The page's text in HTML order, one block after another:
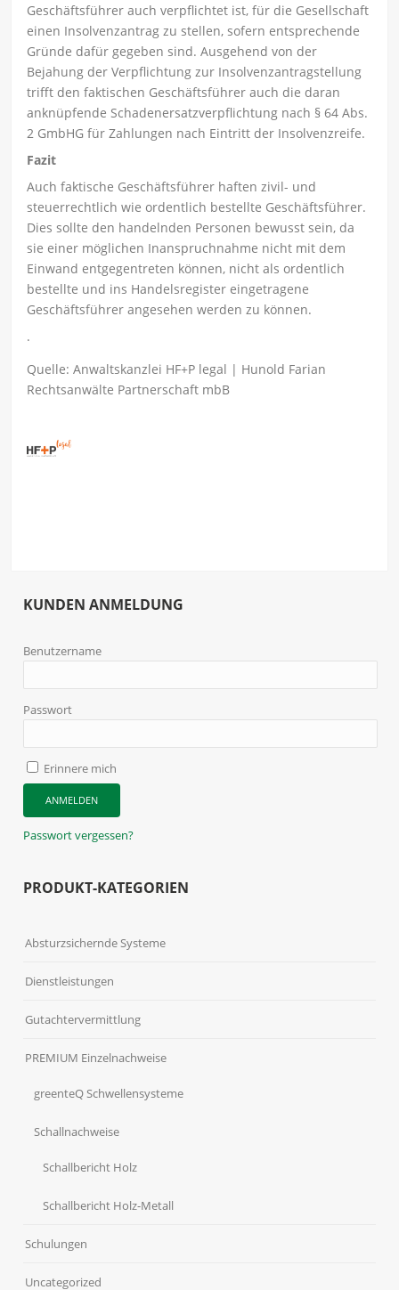
Geschäftsführer auch verpflichtet ist, für die Gesellschaft
einen Insolvenzantrag zu stellen, sofern entsprechende
Gründe dafür gegeben sind. Ausgehend von der
Bejahung der Verpflichtung zur Insolvenzantragstellung
trifft den faktischen Geschäftsführer auch die daran
anknüpfende Schadenersatzverpflichtung nach § 64 Abs.
2 GmbHG für Zahlungen nach Eintritt der Insolvenzreife.
Fazit
Auch faktische Geschäftsführer haften zivil- und
steuerrechtlich wie ordentlich bestellte Geschäftsführer.
Dies sollte den handelnden Personen bewusst sein, da
sie einer möglichen Inanspruchnahme nicht mit dem
Einwand entgegentreten können, nicht als ordentlich
bestellte und ins Handelsregister eingetragene
Geschäftsführer angesehen werden zu können.
.
Quelle: Anwaltskanzlei HF+P legal | Hunold Farian
Rechtsanwälte Partnerschaft mbB
KUNDEN ANMELDUNG
Benutzername
Passwort
Erinnere mich
Passwort vergessen?
PRODUKT-KATEGORIEN
Absturzsichernde Systeme
Dienstleistungen
Gutachtervermittlung
PREMIUM Einzelnachweise
greenteQ Schwellensysteme
Schallnachweise
Schallbericht Holz
Schallbericht Holz-Metall
Schulungen
Uncategorized